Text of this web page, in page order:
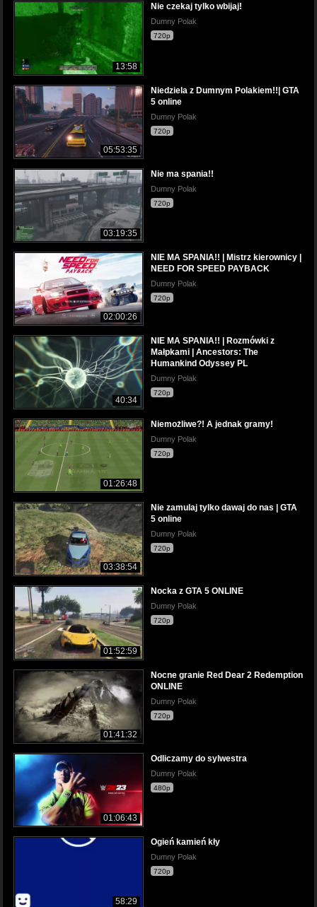
13:58
Nie czekaj tylko wbijaj!
Dumny Polak
720p
05:53:35
Niedziela z Dumnym Polakiem!!| GTA
5 online
Dumny Polak
720p
03:19:35
Nie ma spania!!
Dumny Polak
720p
02:00:26
NIE MA SPANIA!! | Mistrz kierownicy |
NEED FOR SPEED PAYBACK
Dumny Polak
720p
40:34
NIE MA SPANIA!! | Rozmówki z
Małpkami | Ancestors: The
Humankind Odyssey PL
Dumny Polak
720p
01:26:48
Niemożliwe?! A jednak gramy!
Dumny Polak
720p
03:38:54
Nie zamulaj tylko dawaj do nas | GTA
5 online
Dumny Polak
720p
01:52:59
Nocka z GTA 5 ONLINE
Dumny Polak
720p
01:41:32
Nocne granie Red Dear 2 Redemption
ONLINE
Dumny Polak
720p
01:06:43
Odliczamy do sylwestra
Dumny Polak
480p
58:29
Ogień kamień kły
Dumny Polak
720p